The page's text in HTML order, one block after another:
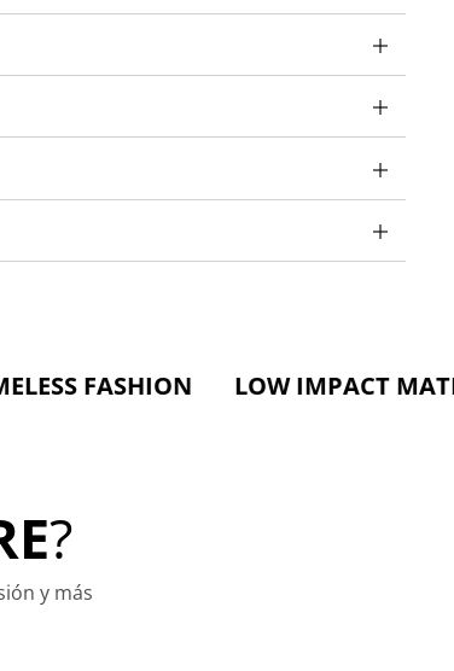
LOW IMPACT
?
y más